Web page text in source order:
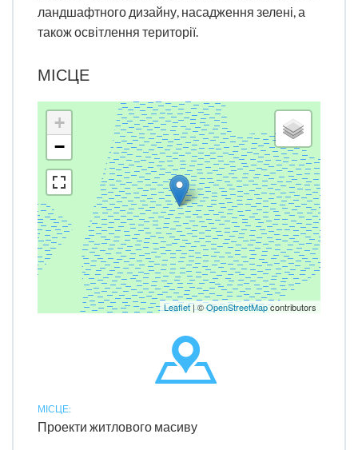
ландшафтного дизайну, насадження зелені, а
також освітлення території.
МІСЦЕ
+
−
Leaflet| ©OpenStreetMapcontributors
МІСЦЕ:
Проекти житлового масиву